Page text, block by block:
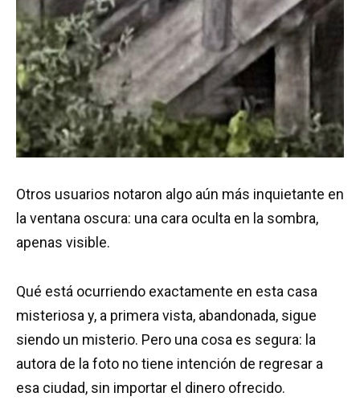
Otros usuarios notaron algo aún más inquietante en
la ventana oscura: una cara oculta en la sombra,
apenas visible.
Qué está ocurriendo exactamente en esta casa
misteriosa y, a primera vista, abandonada, sigue
siendo un misterio. Pero una cosa es segura: la
autora de la foto no tiene intención de regresar a
esa ciudad, sin importar el dinero ofrecido.